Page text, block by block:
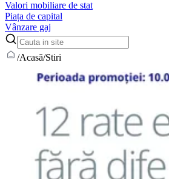
Valori mobiliare de stat
Piața de capital
Vânzare gaj
/Acasă/Stiri